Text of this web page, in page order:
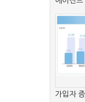
가입자